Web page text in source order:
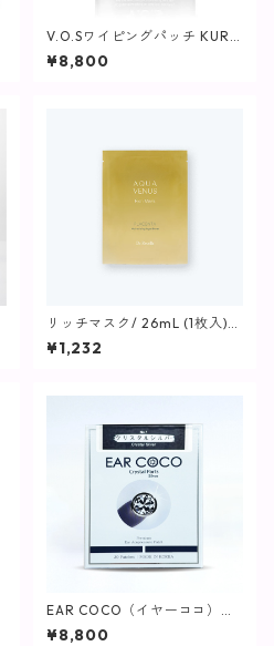
V.O.Sワイピングパッチ KURO
(黒)230ml(80枚入り)【SPICA
RE】
¥8,800
リッチマスク/ 26mL (1枚入)
【マスク】
¥1,232
EAR COCO（イヤーココ）【S
PICARE】
¥8,800